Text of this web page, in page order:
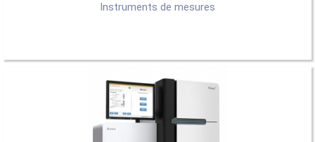
Instruments de mesures